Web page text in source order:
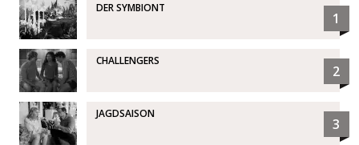
DER SYMBIONT
1
CHALLENGERS
2
JAGDSAISON
3